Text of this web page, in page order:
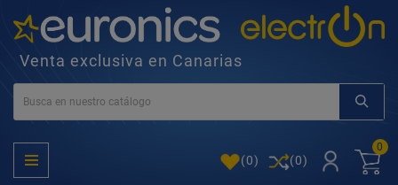
Venta exclusiva en Canarias
(0) (0)
0